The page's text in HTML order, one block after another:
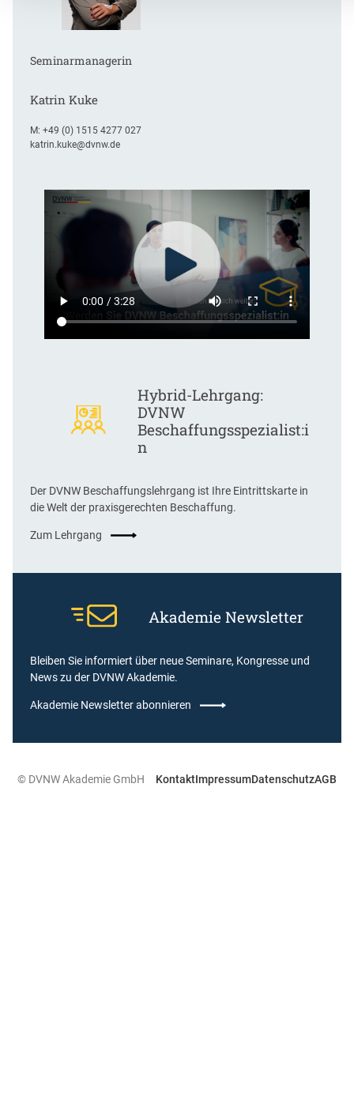
Seminarmanagerin
Katrin Kuke
M:+49 (0) 1515 4277 027
katrin.kuke@dvnw.de
Hybrid-Lehrgang:
DVNW
Beschaffungsspezialist:i
n
Der DVNW Beschaffungslehrgang ist Ihre Eintrittskarte in
die Welt der praxisgerechten Beschaffung.
Zum Lehrgang
Akademie Newsletter
Bleiben Sie informiert über neue Seminare, Kongresse und
News zu der DVNW Akademie.
Akademie Newsletter abonnieren
© DVNW Akademie GmbH KontaktImpressumDatenschutzAGB